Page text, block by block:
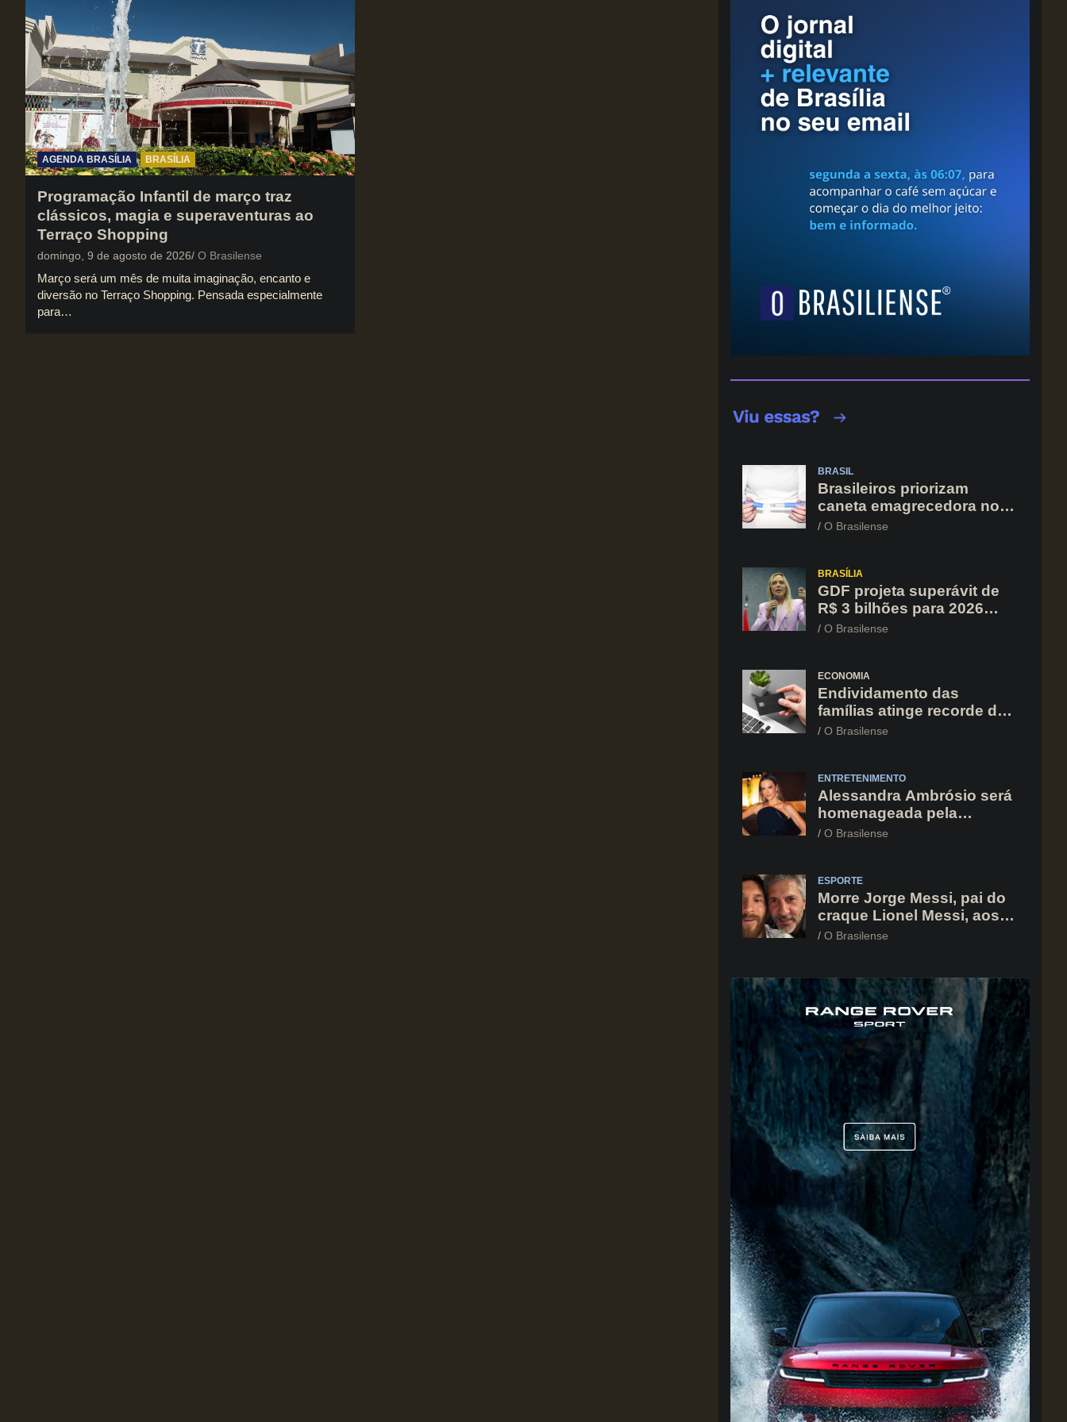
AGENDA BRASÍLIA BRASÍLIA
Programação Infantil de março traz
clássicos, magia e superaventuras ao
Terraço Shopping
domingo, 9 de agosto de 2026 O Brasilense
Março será um mês de muita imaginação, encanto e
diversão no Terraço Shopping. Pensada especialmente
para…
BRASIL
Brasileiros priorizam
caneta emagrecedora no
orçamento mesmo em
O Brasilense
BRASÍLIA
GDF projeta superávit de
R$ 3 bilhões para 2026
após registrar recuo no
O Brasilense
ECONOMIA
Endividamento das
famílias atinge recorde de
82% em julho; cartão de
O Brasilense
ENTRETENIMENTO
Alessandra Ambrósio será
homenageada pela
BrazilFoundation no New
O Brasilense
ESPORTE
Morre Jorge Messi, pai do
craque Lionel Messi, aos
68 anos na Argentina
O Brasilense